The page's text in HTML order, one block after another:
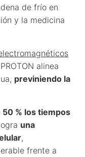
de frío en
y la medicina
alinea
previniendo la
% los tiempos
una
,
frente a